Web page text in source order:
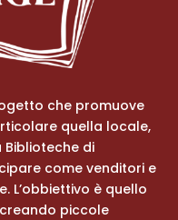
che promuove
quella locale,
di
come venditori e
L’obbiettivo è quello
piccole